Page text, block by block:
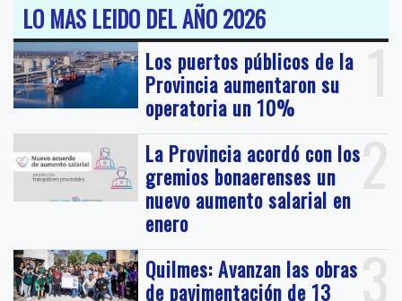
LO MAS LEIDO DEL AÑO 2026
1
Los puertos públicos de la
Provincia aumentaron su
operatoria un 10%
2
La Provincia acordó con los
gremios bonaerenses un
nuevo aumento salarial en
enero
3
Quilmes: Avanzan las obras
de pavimentación de 13